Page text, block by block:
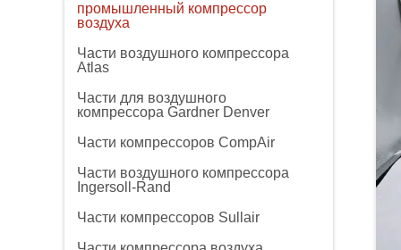
промышленный компрессор
воздуха
Части воздушного компрессора
Atlas
Части для воздушного
компрессора Gardner Denver
Части компрессоров CompAir
Части воздушного компрессора
Ingersoll-Rand
Части компрессоров Sullair